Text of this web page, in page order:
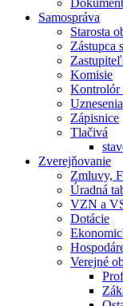
Samospráva
Starosta
Zástupca
Komisie
Kontrolór
Uznesenia
Zápisnice
Tlačivá
Zverejňovanie
Zmluvy,
Úradná
VZN a
Dotácie
Verejné